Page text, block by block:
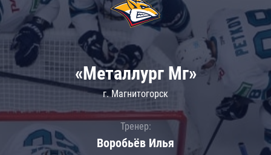
«Металлург Мг»
г. Магнитогорск
Тренер:
Воробьёв Илья